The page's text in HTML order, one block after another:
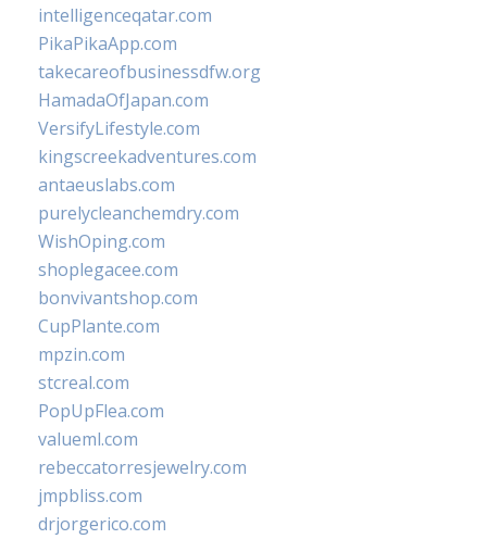
intelligenceqatar.com
PikaPikaApp.com
takecareofbusinessdfw.org
HamadaOfJapan.com
VersifyLifestyle.com
kingscreekadventures.com
antaeuslabs.com
purelycleanchemdry.com
WishOping.com
shoplegacee.com
bonvivantshop.com
CupPlante.com
mpzin.com
stcreal.com
PopUpFlea.com
valueml.com
rebeccatorresjewelry.com
jmpbliss.com
drjorgerico.com